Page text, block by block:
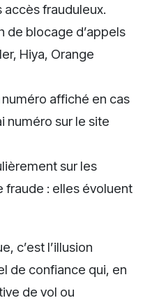
frauduleux.
de blocage d’appels
Hiya, Orange
affiché en cas
numéro sur le site
sur les
fraude : elles évoluent
c’est l’illusion
de confiance qui, en
de vol ou